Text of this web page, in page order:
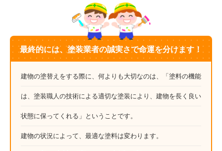
最終的には、塗装業者の誠実さで命運を分けます！
建物の塗替えをする際に、何よりも大切なのは、「塗料の機能
は、塗装職人の技術による適切な塗装により、建物を長く良い
状態に保ってくれる」ということです。
建物の状況によって、最適な塗料は変わります。